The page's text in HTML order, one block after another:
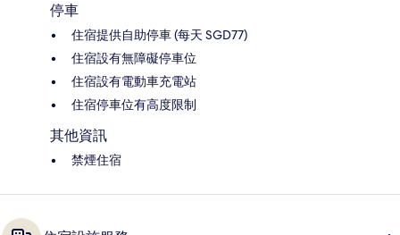
停車
住宿提供自助停車 (每天 SGD77)
住宿設有無障礙停車位
住宿設有電動車充電站
住宿停車位有高度限制
其他資訊
禁煙住宿